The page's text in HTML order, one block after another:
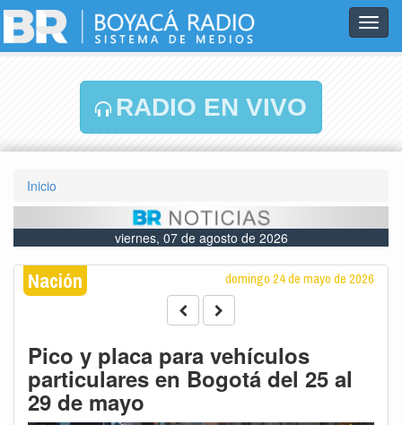
RADIO EN VIVO
Inicio
viernes, 07 de agosto de 2026
Nación domingo 24 de mayo de 2026
Pico y placa para vehículos
particulares en Bogotá del 25 al
29 de mayo